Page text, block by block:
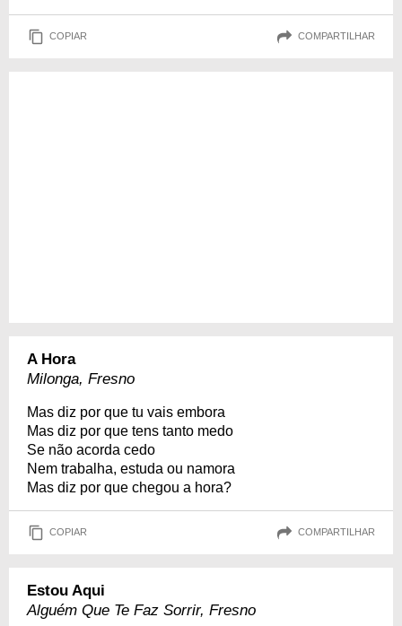
COPIAR COMPARTILHAR
A Hora
Milonga, Fresno
Mas diz por que tu vais embora
Mas diz por que tens tanto medo
Se não acorda cedo
Nem trabalha, estuda ou namora
Mas diz por que chegou a hora?
COPIAR COMPARTILHAR
Estou Aqui
Alguém Que Te Faz Sorrir, Fresno